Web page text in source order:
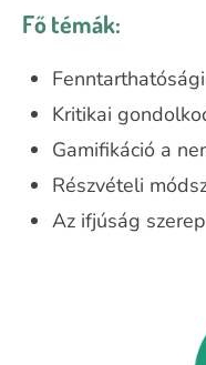
Fő témák:
Kritikai
Gamifikáció a
Részvételi
Az ifjúság